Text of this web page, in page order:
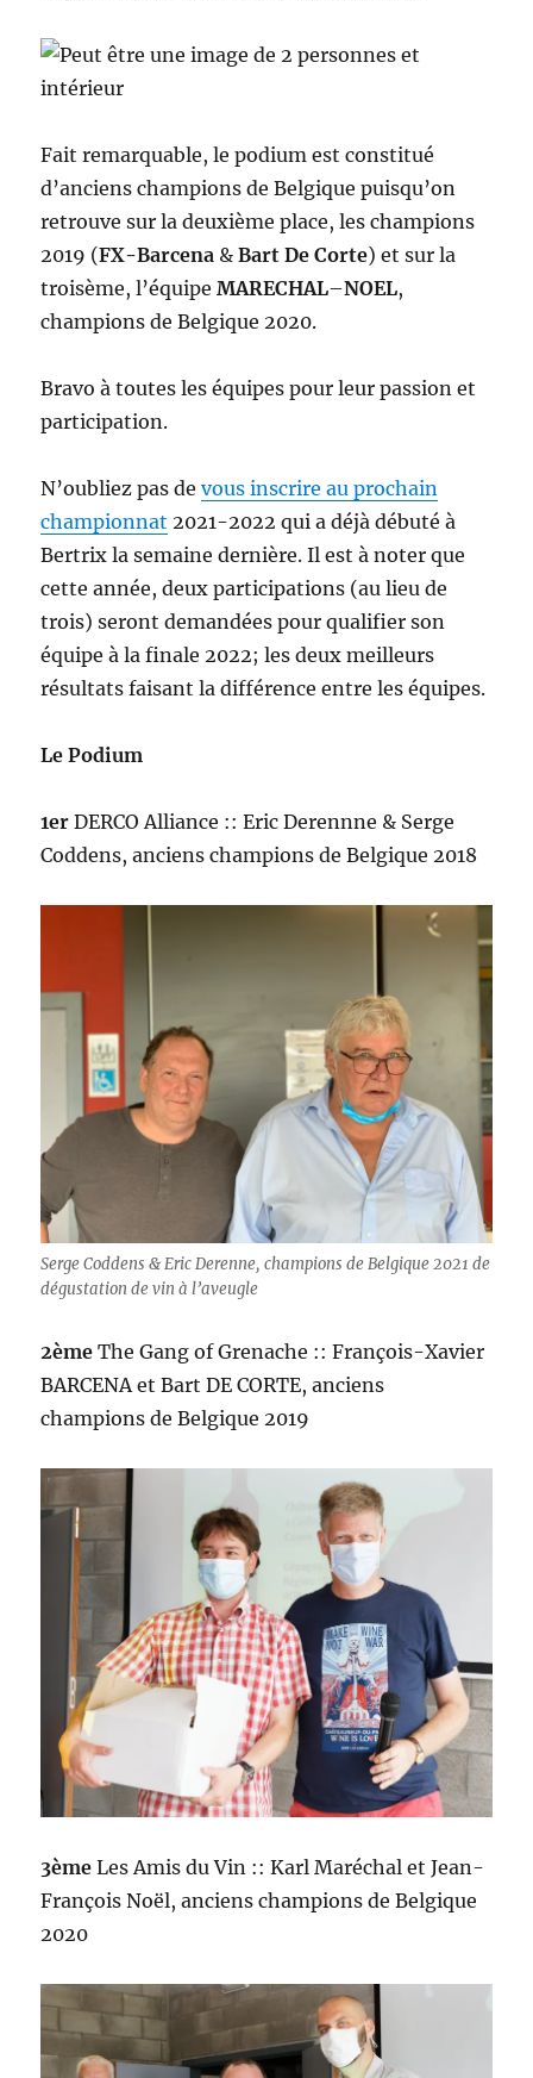
Fait remarquable, le podium est constitué
d’anciens champions de Belgique puisqu’on
retrouve sur la deuxième place, les champions
2019 (FX-Barcena &Bart De Corte) et sur la
troisème, l’équipeMARECHAL–NOEL,
champions de Belgique 2020.
Bravo à toutes les équipes pour leur passion et
participation.
N’oubliez pas devous inscrire au prochain
championnat 2021-2022 qui a déjà débuté à
Bertrix la semaine dernière. Il est à noter que
cette année, deux participations (au lieu de
trois) seront demandées pour qualifier son
équipe à la finale 2022; les deux meilleurs
résultats faisant la différence entre les équipes.
Le Podium
1er DERCO Alliance :: Eric Derennne & Serge
Coddens, anciens champions de Belgique 2018
Serge Coddens & Eric Derenne, champions de Belgique 2021 de
dégustation de vin à l’aveugle
2ème The Gang of Grenache :: François-Xavier
BARCENA et Bart DE CORTE, anciens
champions de Belgique 2019
3ème Les Amis du Vin :: Karl Maréchal et Jean-
François Noël, anciens champions de Belgique
2020